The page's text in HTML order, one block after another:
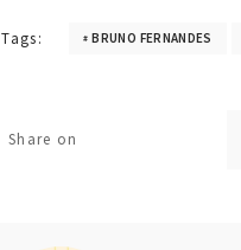
Tags: BRUNO FERNANDES
Share on